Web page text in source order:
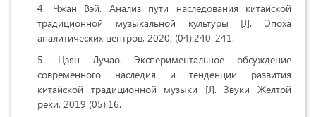
Чжан Вэй. Анализ пути наследования китайской
традиционной музыкальной культуры [J]. Эпоха
аналитических центров, 2020, (04):240-241.
Цзян Лучао. Экспериментальное обсуждение
современного наследия и тенденции развития
китайской традиционной музыки [J]. Звуки Желтой
реки, 2019 (05):16.